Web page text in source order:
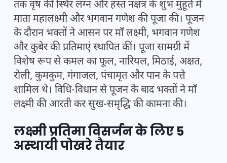
तक वृष की स्थिर लग्न और हस्त नक्षत्र के शुभ मुहूर्त में
माता महालक्ष्मी और भगवान गणेश की पूजा की। पूजन
के दौरान भक्तों ने आसन पर माँ लक्ष्मी, भगवान गणेश
और कुबेर की प्रतिमाएं स्थापित कीं। पूजा सामग्री में
विशेष रूप से कमल का फूल, नारियल, मिठाई, अक्षत,
रोली, कुमकुम, गंगाजल, पंचामृत और पान के पत्ते
शामिल थे। विधि-विधान से पूजन के बाद भक्तों ने माँ
लक्ष्मी की आरती कर सुख-समृद्धि की कामना की।
लक्ष्मी प्रतिमा विसर्जन के लिए 5
अस्थायी पोखरे तैयार